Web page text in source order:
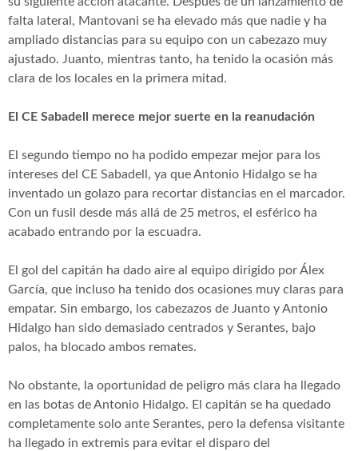
falta lateral, Mantovani se ha elevado más que nadie y ha
ampliado distancias para su equipo con un cabezazo muy
ajustado. Juanto, mientras tanto, ha tenido la ocasión más
clara de los locales en la primera mitad.
El CE Sabadell merece mejor suerte en la reanudación
El segundo tiempo no ha podido empezar mejor para los
intereses del CE Sabadell, ya que Antonio Hidalgo se ha
inventado un golazo para recortar distancias en el marcador.
Con un fusil desde más allá de 25 metros, el esférico ha
acabado entrando por la escuadra.
El gol del capitán ha dado aire al equipo dirigido por Álex
García, que incluso ha tenido dos ocasiones muy claras para
empatar. Sin embargo, los cabezazos de Juanto y Antonio
Hidalgo han sido demasiado centrados y Serantes, bajo
palos, ha blocado ambos remates.
No obstante, la oportunidad de peligro más clara ha llegado
en las botas de Antonio Hidalgo. El capitán se ha quedado
completamente solo ante Serantes, pero la defensa visitante
ha llegado in extremis para evitar el disparo del